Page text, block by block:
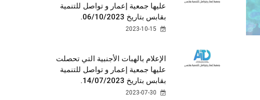
عليها جمعية إعمار و تواصل للتنمية
بقابس بتاريخ 06/10/2023.
الإعلام بالهبات الأجنبية التي تحصلت
عليها جمعية إعمار و تواصل للتنمية
بقابس بتاريخ 14/07/2023.